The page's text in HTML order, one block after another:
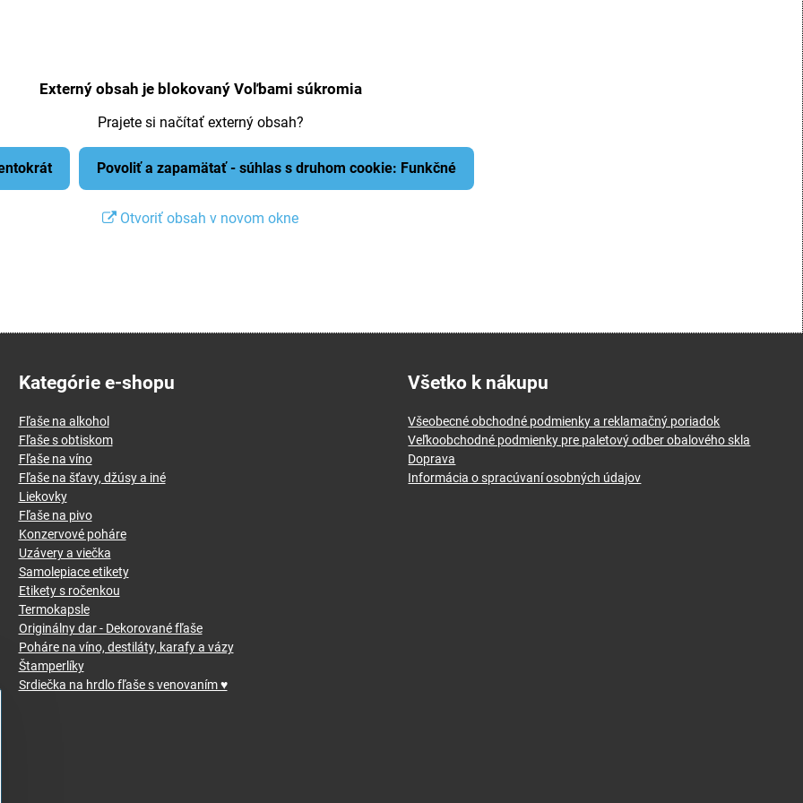
Externý obsah je blokovaný Voľbami súkromia
Prajete si načítať externý obsah?
Povoliť a zapamätať - súhlas s druhom cookie: Funkčné
Otvoriť obsah v novom okne
Kategórie e-shopu
Fľaše na alkohol
Fľaše s obtiskom
Fľaše na víno
Fľaše na šťavy, džúsy a iné
Liekovky
Fľaše na pivo
Konzervové poháre
Uzávery a viečka
Samolepiace etikety
Etikety s ročenkou
Termokapsle
Originálny dar - Dekorované fľaše
Poháre na víno, destiláty, karafy a vázy
Štamperlíky
Srdiečka na hrdlo fľaše s venovaním ♥
Všetko k nákupu
Všeobecné obchodné podmienky a reklamačný poriadok
Veľkoobchodné podmienky pre paletový odber obalového skla
Doprava
Informácia o spracúvaní osobných údajov